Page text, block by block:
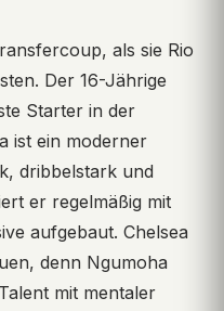
als sie Rio
Der 16-Jährige
Starter in der
ist ein moderner
dribbelstark und
er regelmäßig mit
aufgebaut. Chelsea
denn Ngumoha
mit mentaler